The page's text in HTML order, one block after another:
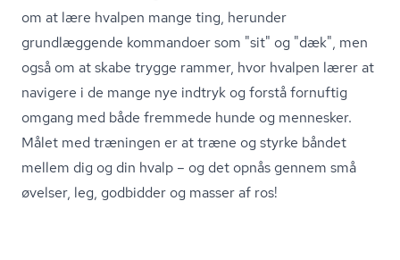
om at lære hvalpen mange ting, herunder
grundlæggende kommandoer som "sit" og "dæk", men
også om at skabe trygge rammer, hvor hvalpen lærer at
navigere i de mange nye indtryk og forstå fornuftig
omgang med både fremmede hunde og mennesker.
Målet med træningen er at træne og styrke båndet
mellem dig og din hvalp – og det opnås gennem små
øvelser, leg, godbidder og masser af ros!